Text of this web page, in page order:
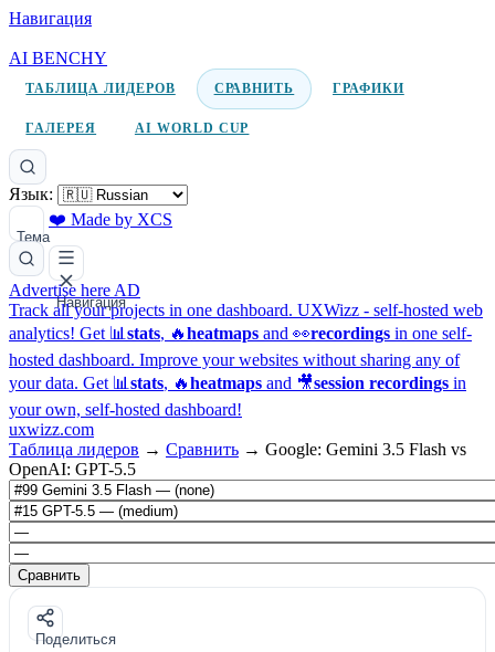
Навигация
AI BENCHY
ТАБЛИЦА ЛИДЕРОВ СРАВНИТЬ ГРАФИКИ
ГАЛЕРЕЯ AI WORLD CUP
Язык:
Тема
❤️ Made by XCS
Навигация
Advertise here AD
Track all your projects in one dashboard. UXWizz - self-hosted web
analytics! Get 📊 stats, 🔥heatmaps and 👀recordings in one self-
hosted dashboard. Improve your websites without sharing any of
your data. Get 📊 stats, 🔥heatmaps and 🎥session recordings in
your own, self-hosted dashboard!
uxwizz.com
Таблица лидеров → Сравнить → Google: Gemini 3.5 Flash vs
OpenAI: GPT-5.5
Сравнить
Поделиться